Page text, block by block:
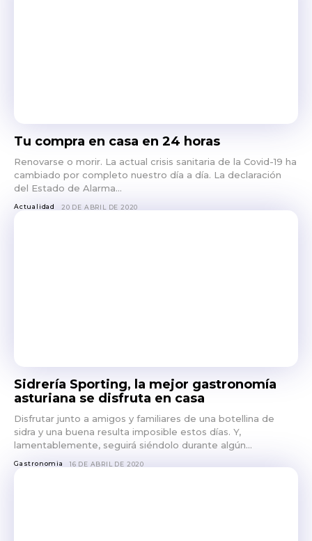
Tu compra en casa en 24 horas
Renovarse o morir. La actual crisis sanitaria de la Covid-19 ha
cambiado por completo nuestro día a día. La declaración
del Estado de Alarma...
Actualidad 20 DE ABRIL DE 2020
Sidrería Sporting, la mejor gastronomía
asturiana se disfruta en casa
Disfrutar junto a amigos y familiares de una botellina de
sidra y una buena resulta imposible estos días. Y,
lamentablemente, seguirá siéndolo durante algún...
Gastronomia 16 DE ABRIL DE 2020